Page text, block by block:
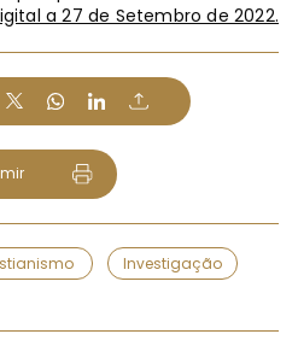
a 27 de Setembro de 2022.
Investigação